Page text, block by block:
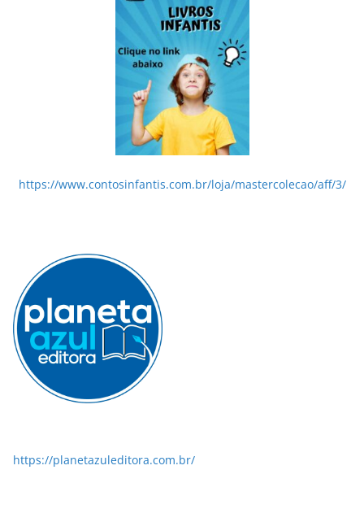
https://www.contosinfantis.com.br/loja/mastercolecao/aff/3/
https://planetazuleditora.com.br/